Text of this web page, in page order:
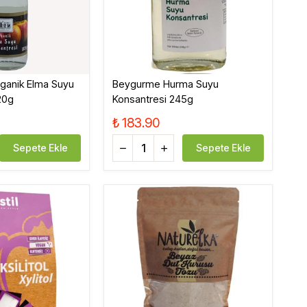
Elma Suyu
Sepete Ekle
Beygurme Hurma Suyu
Konsantresi 245g
₺ 183.90
Sepete Ekle